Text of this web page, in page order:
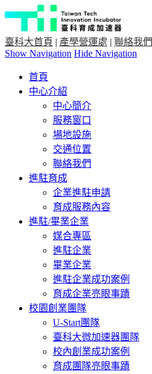
臺科大首頁 | 產學營運處 | 聯絡我們
Show Navigation Hide Navigation
首頁
中心介紹
中心簡介
服務窗口
場地設施
交通位置
聯絡我們
進駐育成
企業進駐申請
育成服務內容
進駐/畢業企業
媒合專區
進駐企業
畢業企業
進駐企業成功案例
育成企業亮眼事蹟
校園創業團隊
U-Start團隊
臺科大微加速器團隊
校內創業成功案例
育成團隊亮眼事蹟